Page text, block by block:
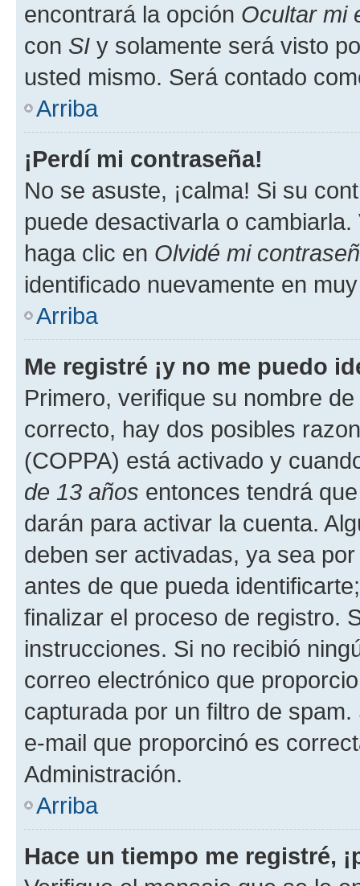
encontrará la opción Ocultar mi
con SI y solamente será visto
usted mismo. Será contado
Arriba
¡Perdí mi contraseña!
No se asuste, ¡calma! Si su
puede desactivarla o
haga clic en Olvidé mi
identificado nuevamente en
Arriba
Me registré ¡y no me puedo
Primero, verifique su nombre
correcto, hay dos posibles
(COPPA) está activado y
de 13 años entonces tendrá
darán para activar la cuenta.
deben ser activadas, ya sea
antes de que pueda
finalizar el proceso de registro.
instrucciones. Si no recibió
correo electrónico que
capturada por un filtro de
e-mail que proporcinó es
Administración.
Arriba
Hace un tiempo me registré,